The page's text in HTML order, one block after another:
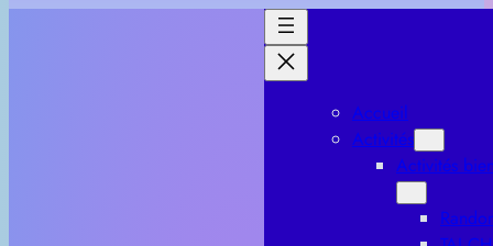
Accueil
Activités
Activités